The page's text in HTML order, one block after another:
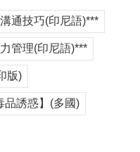
通技巧(印尼語)***
管理(印尼語)***
版)
品誘惑】(多國)